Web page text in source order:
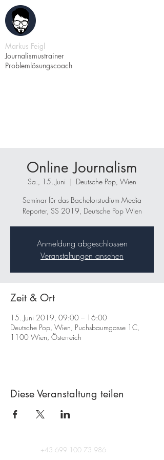
Markus Feigl
Journalismustrainer
Problemlösungscoach
Online Journalism
Sa., 15. Juni
  |
Deutsche Pop, Wien
Seminar für das Bachelorstudium Media
Reporter, SS 2019, Deutsche Pop Wien
Anmeldung abgeschlossen
Veranstaltungen ansehen
Zeit & Ort
15. Juni 2019, 09:00 – 16:00
Deutsche Pop, Wien, Puchsbaumgasse 1C,
1100 Wien, Österreich
Diese Veranstaltung teilen
+43 699 100 73 986